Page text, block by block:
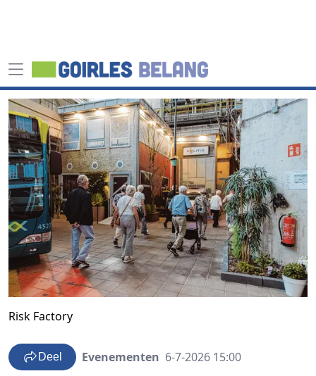
Risk Factory
Deel Evenementen 6-7-2026 15:00